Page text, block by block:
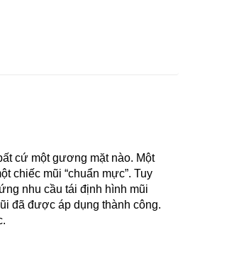
cứ một gương mặt nào. Một
chiếc mũi “chuẩn mực”. Tuy
nhu cầu tái định hình mũi
đã được áp dụng thành công.